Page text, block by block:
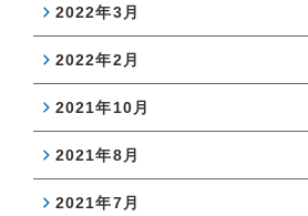
2022年3月
2022年2月
2021年10月
2021年8月
2021年7月